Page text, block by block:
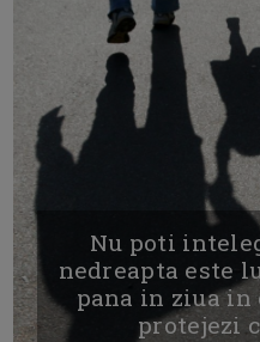
Nu poti
nedreapta este
pana in ziua
protejezi